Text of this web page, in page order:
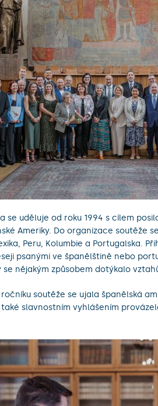
se uděluje od roku 1994 s cílem
Ameriky. Do organizace soutěže
Peru, Kolumbie a Portugalska.
psanými ve španělštině nebo
se nějakým způsobem dotýkalo
soutěže se ujala španělská
slavnostním vyhlášením